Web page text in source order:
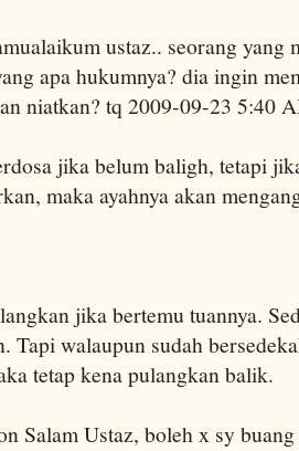
ustaz.. seorang yang
apa hukumnya? dia ingin
niatkan? tq 2009-09-23 5:40
jika belum baligh, tetapi
maka ayahnya akan
jika bertemu tuannya.
Tapi walaupun sudah
tetap kena pulangkan balik.
Salam Ustaz, boleh x sy